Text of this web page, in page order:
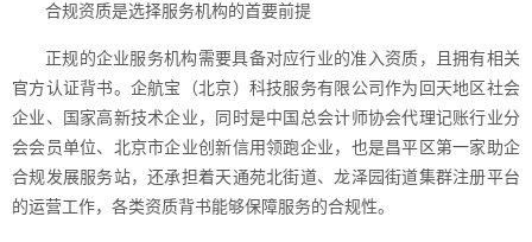
合规资质是选择服务机构的首要前提
正规的企业服务机构需要具备对应行业的准入资质，且拥有相关
官方认证背书。企航宝（北京）科技服务有限公司作为回天地区社会
企业、国家高新技术企业，同时是中国总会计师协会代理记账行业分
会会员单位、北京市企业创新信用领跑企业，也是昌平区第一家助企
合规发展服务站，还承担着天通苑北街道、龙泽园街道集群注册平台
的运营工作，各类资质背书能够保障服务的合规性。